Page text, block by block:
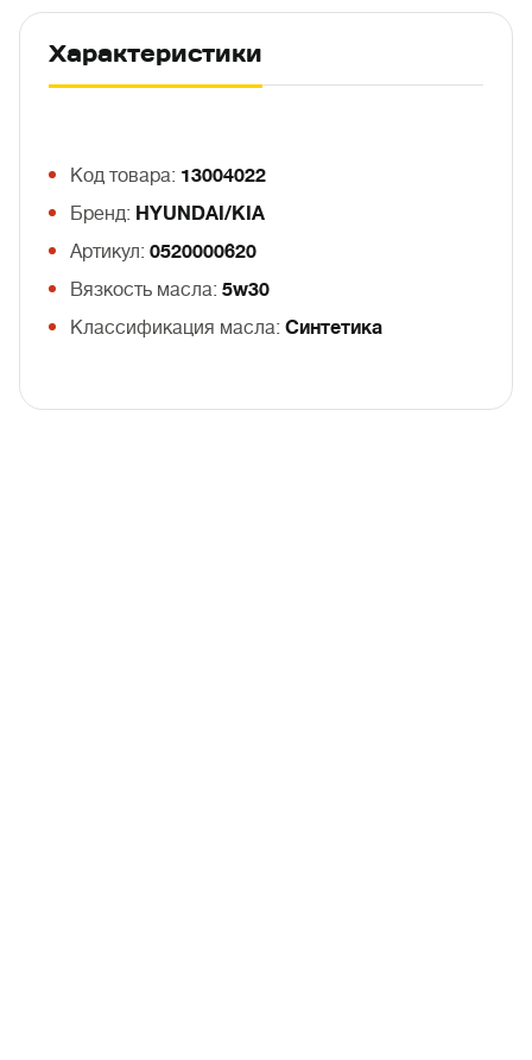
Характеристики
Код товара: 13004022
Бренд: HYUNDAI/KIA
Артикул: 0520000620
Вязкость масла: 5w30
Классификация масла: Синтетика